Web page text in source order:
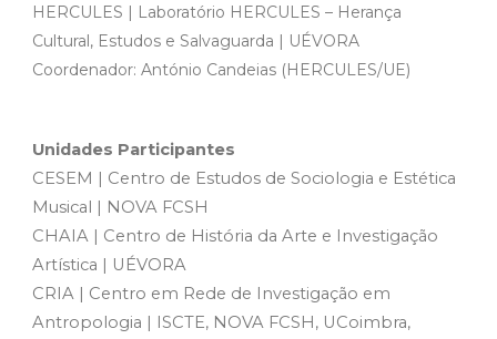
HERCULES | Laboratório HERCULES – Herança
Cultural, Estudos e Salvaguarda | UÉVORA
Coordenador: António Candeias (HERCULES/UE)
Unidades Participantes
CESEM | Centro de Estudos de Sociologia e Estética
Musical | NOVA FCSH
CHAIA | Centro de História da Arte e Investigação
Artística | UÉVORA
CRIA | Centro em Rede de Investigação em
Antropologia | ISCTE, NOVA FCSH, UCoimbra,